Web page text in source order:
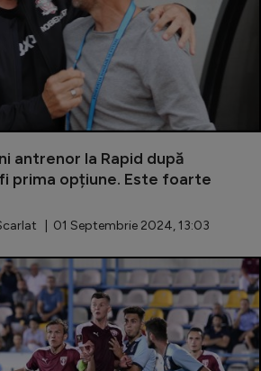
antrenor la Rapid după
fi prima opțiune. Este foarte
| 01 Septembrie 2024, 13:03